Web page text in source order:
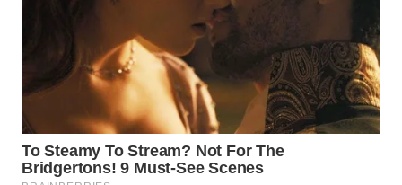
WAHANA
WAHANA
HEALTH